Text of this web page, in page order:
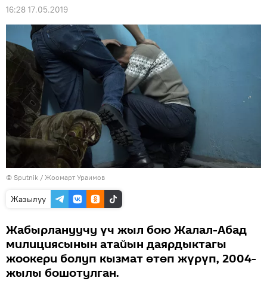
16:28 17.05.2019
© Sputnik / Жоомарт Ураимов
Жазылуу
Жабырлануучу үч жыл бою Жалал-Абад
милициясынын атайын даярдыктагы
жоокери болуп кызмат өтөп жүрүп, 2004-
жылы бошотулган.